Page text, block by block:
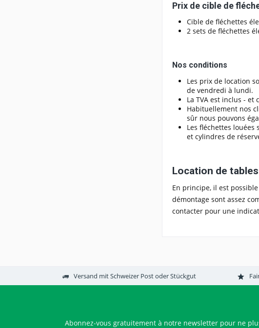
Prix de cible de
Cible de fléchettes
2 sets de fléchettes
Nos conditions
Les prix de location
de vendredi à lundi.
La TVA est inclus - et
Habituellement nos
sûr nous pouvons
Les fléchettes
et cylindres de
Location de
En principe, il est
démontage sont assez
contacter pour une
Versand mit Schweizer Post oder Stückgut
Abonnez-vous gratuitement à notre newsletter pour ne